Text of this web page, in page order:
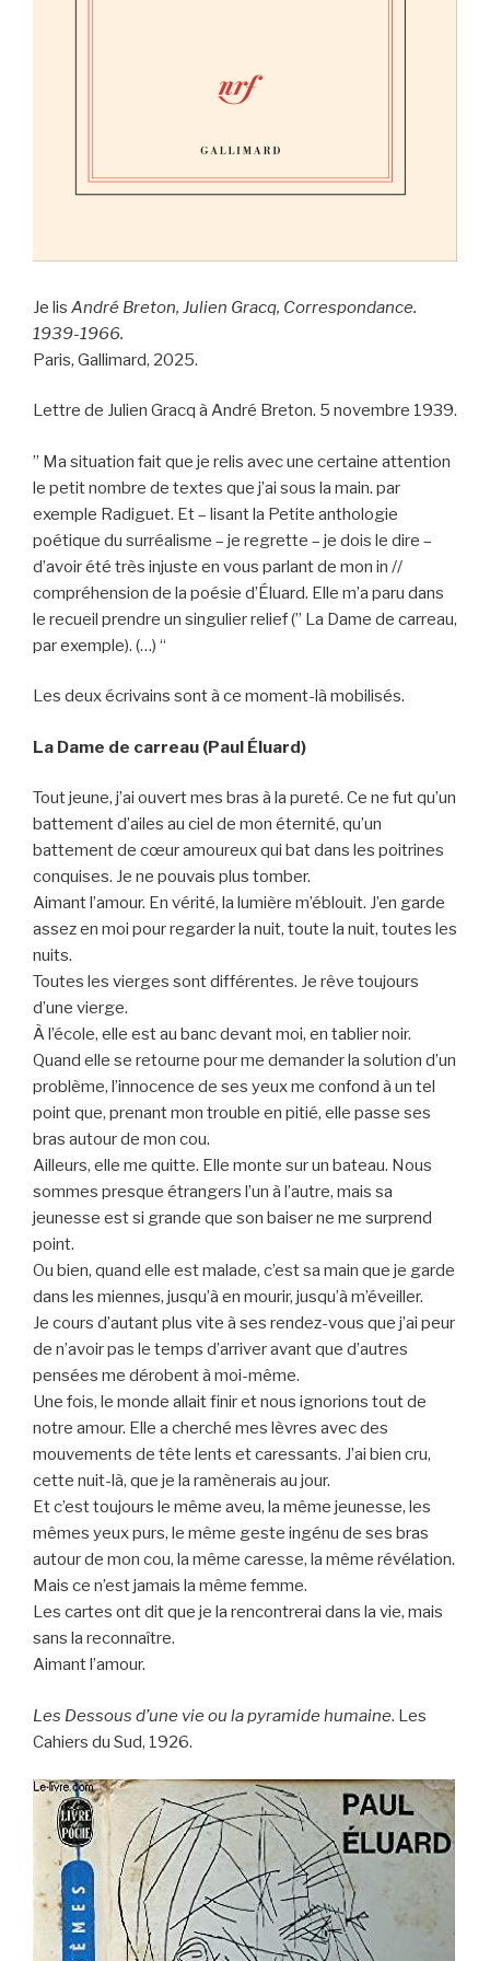
Je lis André Breton, Julien Gracq, Correspondance.
1939-1966.
Paris, Gallimard, 2025.
Lettre de Julien Gracq à André Breton. 5 novembre 1939.
” Ma situation fait que je relis avec une certaine attention
le petit nombre de textes que j’ai sous la main. par
exemple Radiguet. Et – lisant la Petite anthologie
poétique du surréalisme – je regrette – je dois le dire –
d’avoir été très injuste en vous parlant de mon in //
compréhension de la poésie d’Éluard. Elle m’a paru dans
le recueil prendre un singulier relief (” La Dame de carreau,
par exemple). (…) “
Les deux écrivains sont à ce moment-là mobilisés.
La Dame de carreau (Paul Éluard)
Tout jeune, j’ai ouvert mes bras à la pureté. Ce ne fut qu’un
battement d’ailes au ciel de mon éternité, qu’un
battement de cœur amoureux qui bat dans les poitrines
conquises. Je ne pouvais plus tomber.
Aimant l’amour. En vérité, la lumière m’éblouit. J’en garde
assez en moi pour regarder la nuit, toute la nuit, toutes les
nuits.
Toutes les vierges sont différentes. Je rêve toujours
d’une vierge.
À l’école, elle est au banc devant moi, en tablier noir.
Quand elle se retourne pour me demander la solution d’un
problème, l’innocence de ses yeux me confond à un tel
point que, prenant mon trouble en pitié, elle passe ses
bras autour de mon cou.
Ailleurs, elle me quitte. Elle monte sur un bateau. Nous
sommes presque étrangers l’un à l’autre, mais sa
jeunesse est si grande que son baiser ne me surprend
point.
Ou bien, quand elle est malade, c’est sa main que je garde
dans les miennes, jusqu’à en mourir, jusqu’à m’éveiller.
Je cours d’autant plus vite à ses rendez-vous que j’ai peur
de n’avoir pas le temps d’arriver avant que d’autres
pensées me dérobent à moi-même.
Une fois, le monde allait finir et nous ignorions tout de
notre amour. Elle a cherché mes lèvres avec des
mouvements de tête lents et caressants. J’ai bien cru,
cette nuit-là, que je la ramènerais au jour.
Et c’est toujours le même aveu, la même jeunesse, les
mêmes yeux purs, le même geste ingénu de ses bras
autour de mon cou, la même caresse, la même révélation.
Mais ce n’est jamais la même femme.
Les cartes ont dit que je la rencontrerai dans la vie, mais
sans la reconnaître.
Aimant l’amour.
Les Dessous d’une vie ou la pyramide humaine. Les
Cahiers du Sud, 1926.